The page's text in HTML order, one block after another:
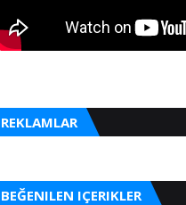
REKLAMLAR
BEĞENILEN IÇERIKLER